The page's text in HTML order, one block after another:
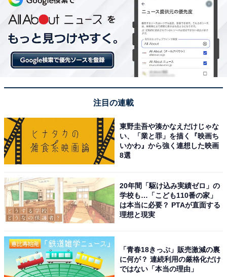
女性社長が多い地域は？ 5年連続「四国」が1位
注目の連載
東野圭吾や湊かなえだけじゃな
い、「業と罪」を描く『映画ち
いかわ』から強く連想した映画
8選
20年間「駆け込み実績ゼロ」の
学校も…「こども110番の家」
は本当に必要？ PTAが直面する
理想と現実
「青春18きっぷ」販売激減の裏
に何が？ 連続利用の厳格化だけ
ではない「本当の理由」